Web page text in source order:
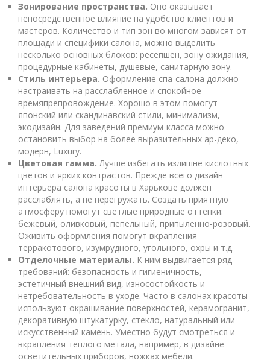
Зонирование пространства. Оно оказывает
непосредственное влияние на удобство клиентов и
мастеров. Количество и тип зон во многом зависят от
площади и специфики салона, можно выделить
несколько основных блоков: ресепшен, зону ожидания,
процедурные кабинеты, душевые, санитарную зону.
Стиль интерьера. Оформление спа-салона должно
настраивать на расслабленное и спокойное
времяпрепровождение. Хорошо в этом помогут
японский или скандинавский стили, минимализм,
экодизайн. Для заведений премиум-класса можно
остановить выбор на более выразительных ар-деко,
модерн, Luxury.
Цветовая гамма. Лучше избегать излишне кислотных
цветов и ярких контрастов. Прежде всего дизайн
интерьера салона красоты в Харькове должен
расслаблять, а не перегружать. Создать приятную
атмосферу помогут светлые природные оттенки:
бежевый, оливковый, пепельный, припыленно-розовый.
Оживить оформления помогут вкрапления
терракотового, изумрудного, угольного, охры и т.д.
Отделочные материалы. К ним выдвигается ряд
требований: безопасность и гигиеничность,
эстетичный внешний вид, износостойкость и
нетребовательность в уходе. Часто в салонах красоты
используют окрашивание поверхностей, керамогранит,
декоративную штукатурку, стекло, натуральный или
искусственный камень. Уместно будут смотреться и
вкрапления теплого метала, например, в дизайне
осветительных приборов, ножках мебели.